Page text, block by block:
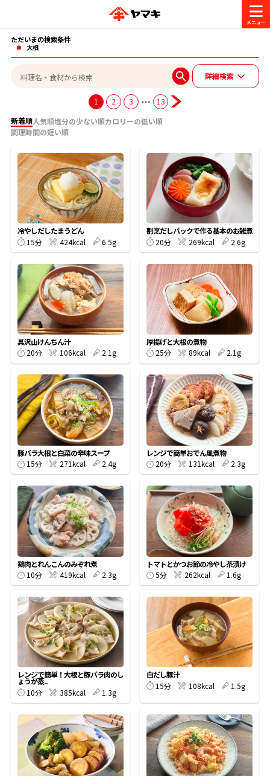
商品情報
ヤマキ『めんつゆ』 ヤマキ 割烹白だし
旨さ、別格。だし屋の鍋 韓福善シリーズ
サッと鍋® 楽チン鍋®
楽チン屋® ストレートつゆ
新鮮一番 『氷熟®』
レシピ
おいしいレシピを探す
おいしいレシピトップ
主食レシピ
主菜レシピ
汁物レシピ
時短レシピ
おいしいレシピを商品から探す
かつお節レシピ
めんつゆレシピ
割烹白だしレシピ
レシピ特設サイト
割烹白だしレシピ特集
だし巻き卵特集
かつおだしが決め手！簡単茶碗蒸し
かつお節・だしを楽しむ
かつお節・だしを知る
だしの取り方
かつお節の削り方
かつお節・だしをもっと知る
ヤマキ かつお節プラス®
かつお節・だしを楽しむ
だしコミュ
CM・キャンペーン
キャンペーン一覧
企業・採用情報
企業情報
- 百年対話
- ヤマキ かつお節プラス®
採用情報
- ジョブリターン制
お問い合わせ
ヤマキお客様相談室
オンラインショップ
コミュニティサイト
Global
ただいまの検索条件
大根
詳細検索
1 2 3 …
13
新着順人気順塩分の少ない順カロリーの低い順
調理時間の短い順
冷やしだしたまうどん
15分
424kcal 6.5g
割烹だしパックで作る基本のお雑煮
20分
269kcal 2.6g
具沢山けんちん汁
20分
106kcal 2.1g
厚揚げと大根の煮物
25分
89kcal 2.1g
豚バラ大根と白菜の辛味スープ
15分
271kcal 2.4g
レンジで簡単おでん風煮物
20分
131kcal 2.3g
鶏肉とれんこんのみぞれ煮
10分
419kcal 2.3g
トマトとかつお節の冷やし茶漬け
5分
262kcal 1.6g
レンジで簡単！大根と豚バラ肉のし
ょうが蒸..
10分
385kcal 1.3g
白だし豚汁
15分
108kcal 1.5g